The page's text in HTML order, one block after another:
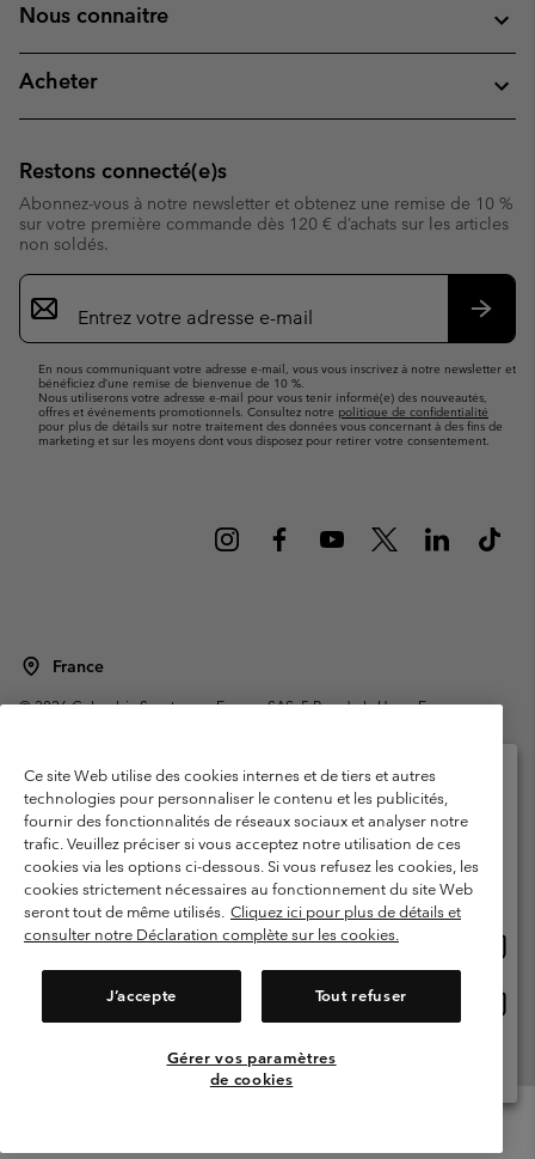
Nous connaitre
Acheter
Restons connecté(e)s
Abonnez-vous à notre newsletter et obtenez une remise de 10 %
sur votre première commande dès 120 € d’achats sur les articles
non soldés.
Inscription
par
e-
En nous communiquant votre adresse e-mail, vous vous inscrivez à notre newsletter et
bénéficiez d’une remise de bienvenue de 10 %.
Nous utiliserons votre adresse e-mail pour vous tenir informé(e) des nouveautés,
offres et événements promotionnels. Consultez notre politique de confidentialité
pour plus de détails sur notre traitement des données vous concernant à des fins de
marketing et sur les moyens dont vous disposez pour retirer votre consentement.
France
©2026Columbia Sportswear Europe SAS. 5 Rue de la Haye, Espace
Garanties Légales
Politique de confidentialité
Conditions d'utilisation - Membres
Conditions D'utilisation - Contenu généré par l'utilisateur
Impressum
Cookies
Public CBCR
Service client: Lun - Sam de 9h à 13h et de 14h à 18h
Ce site Web utilise des cookies internes et de tiers et autres
technologies pour personnaliser le contenu et les publicités,
fournir des fonctionnalités de réseaux sociaux et analyser notre
trafic. Veuillez préciser si vous acceptez notre utilisation de ces
cookies via les options ci-dessous. Si vous refusez les cookies, les
cookies strictement nécessaires au fonctionnement du site Web
seront tout de même utilisés. Cliquez ici pour plus de détails et
consulter notre Déclaration complète sur les cookies.
J’accepte Tout refuser
Gérer vos paramètres
de cookies
Veuillez sélectionner votre pays d’expédition et
votre langue
Achats en ligne disponibles
United States
ligne
France
Voir Tous Les Pays